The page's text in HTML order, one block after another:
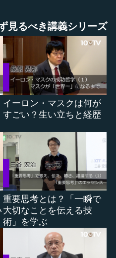
ーンがありました。
ード・セイラーの「心理的
まず心理的会計とは何か。
住居費、食費、交通費、通信
ゴリーに分けて配分し、そ
のを買うというやりくりをす
先ほどのミュージカルのチケ
しょう。
、1万円でチケットを買っ
再購買するということは、
ットに2万円、娯楽費として
落とした。それには特にラ
もしかしたら、それは他の
見るべき講義シリーズ
イーロン・マスクは何が
すごい？生い立ちと経歴
重要思考とは？「一瞬で
大切なことを伝える技
術」を学ぶ